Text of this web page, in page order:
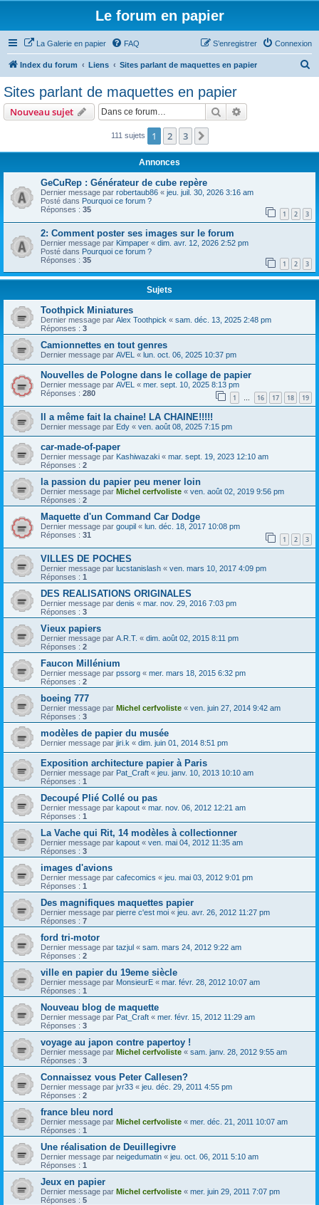
Le forum en papier
La Galerie en papier FAQ Connexion
S’enregistrer
Index du forum Liens Sites parlant de maquettes en papier
r
Sites parlant de maquettes en papier
Nouveau sujet Rechercher
111 sujets 1 2 3
Annonces
GeCuRep : Générateur de cube repère
Dernier message par robertaub86 « jeu. juil. 30, 2026 3:16 am
Posté dans Pourquoi ce forum ?
Réponses : 35 1 2 3
2: Comment poster ses images sur le forum
Dernier message par Kimpaper « dim. avr. 12, 2026 2:52 pm
Posté dans Pourquoi ce forum ?
Réponses : 35 1 2 3
Sujets
Toothpick Miniatures
Dernier message par Alex Toothpick « sam. déc. 13, 2025 2:48 pm
Réponses : 3
Camionnettes en tout genres
Dernier message par AVEL « lun. oct. 06, 2025 10:37 pm
Nouvelles de Pologne dans le collage de papier
Dernier message par AVEL « mer. sept. 10, 2025 8:13 pm
Réponses : 280 1 … 16 17 18 19
Il a même fait la chaine! LA CHAINE!!!!!
Dernier message par Edy « ven. août 08, 2025 7:15 pm
car-made-of-paper
Dernier message par Kashiwazaki « mar. sept. 19, 2023 12:10 am
Réponses : 2
la passion du papier peu mener loin
Dernier message par Michel cerfvoliste « ven. août 02, 2019 9:56 pm
Réponses : 2
Maquette d'un Command Car Dodge
Dernier message par goupil « lun. déc. 18, 2017 10:08 pm
Réponses : 31 1 2 3
VILLES DE POCHES
Dernier message par lucstanislash « ven. mars 10, 2017 4:09 pm
Réponses : 1
DES REALISATIONS ORIGINALES
Dernier message par denis « mar. nov. 29, 2016 7:03 pm
Réponses : 3
Vieux papiers
Dernier message par A.R.T. « dim. août 02, 2015 8:11 pm
Réponses : 2
Faucon Millénium
Dernier message par pssorg « mer. mars 18, 2015 6:32 pm
Réponses : 2
boeing 777
Dernier message par Michel cerfvoliste « ven. juin 27, 2014 9:42 am
Réponses : 3
modèles de papier du musée
Dernier message par jiri.k « dim. juin 01, 2014 8:51 pm
Exposition architecture papier à Paris
Dernier message par Pat_Craft « jeu. janv. 10, 2013 10:10 am
Réponses : 1
Decoupé Plié Collé ou pas
Dernier message par kapout « mar. nov. 06, 2012 12:21 am
Réponses : 1
La Vache qui Rit, 14 modèles à collectionner
Dernier message par kapout « ven. mai 04, 2012 11:35 am
Réponses : 3
images d'avions
Dernier message par cafecomics « jeu. mai 03, 2012 9:01 pm
Réponses : 1
Des magnifiques maquettes papier
Dernier message par pierre c'est moi « jeu. avr. 26, 2012 11:27 pm
Réponses : 7
ford tri-motor
Dernier message par tazjul « sam. mars 24, 2012 9:22 am
Réponses : 2
ville en papier du 19eme siècle
Dernier message par MonsieurE « mar. févr. 28, 2012 10:07 am
Réponses : 1
Nouveau blog de maquette
Dernier message par Pat_Craft « mer. févr. 15, 2012 11:29 am
Réponses : 3
voyage au japon contre papertoy !
Dernier message par Michel cerfvoliste « sam. janv. 28, 2012 9:55 am
Réponses : 3
Connaissez vous Peter Callesen?
Dernier message par jvr33 « jeu. déc. 29, 2011 4:55 pm
Réponses : 2
france bleu nord
Dernier message par Michel cerfvoliste « mer. déc. 21, 2011 10:07 am
Réponses : 1
Une réalisation de Deuillegivre
Dernier message par neigedumatin « jeu. oct. 06, 2011 5:10 am
Réponses : 1
Jeux en papier
Dernier message par Michel cerfvoliste « mer. juin 29, 2011 7:07 pm
Réponses : 5